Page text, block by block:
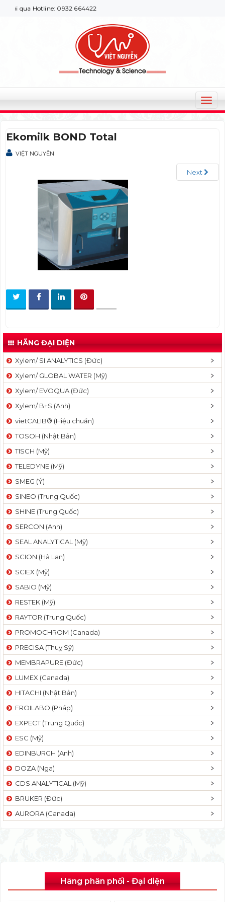
qua Hotline: 0932 664422
T
o
n
a
Ekomilk BOND Total
VIỆT NGUYỄN
Next
HÃNG ĐẠI DIỆN
Xylem/ SI ANALYTICS (Đức)
Xylem/ GLOBAL WATER (Mỹ)
Xylem/ EVOQUA (Đức)
Xylem/ B+S (Anh)
vietCALIB® (Hiệu chuẩn)
TOSOH (Nhật Bản)
TISCH (Mỹ)
TELEDYNE (Mỹ)
SMEG (Ý)
SINEO (Trung Quốc)
SHINE (Trung Quốc)
SERCON (Anh)
SEAL ANALYTICAL (Mỹ)
SCION (Hà Lan)
SCIEX (Mỹ)
SABIO (Mỹ)
RESTEK (Mỹ)
RAYTOR (Trung Quốc)
PROMOCHROM (Canada)
PRECISA (Thuỵ Sỹ)
MEMBRAPURE (Đức)
LUMEX (Canada)
HITACHI (Nhật Bản)
FROILABO (Pháp)
EXPECT (Trung Quốc)
ESC (Mỹ)
EDINBURGH (Anh)
DOZA (Nga)
CDS ANALYTICAL (Mỹ)
BRUKER (Đức)
AURORA (Canada)
Hãng phân phối - Đại diện